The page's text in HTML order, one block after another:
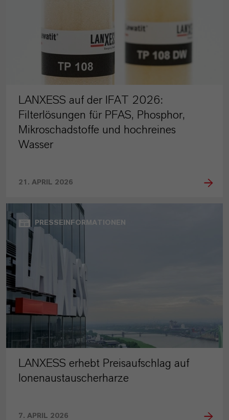
LANXESS auf der IFAT 2026:
Filterlösungen für PFAS, Phosphor,
Mikroschadstoffe und hochreines
Wasser
21. APRIL 2026
PRESSEINFORMATIONEN
LANXESS erhebt Preisaufschlag auf
Ionenaustauscherharze
7. APRIL 2026